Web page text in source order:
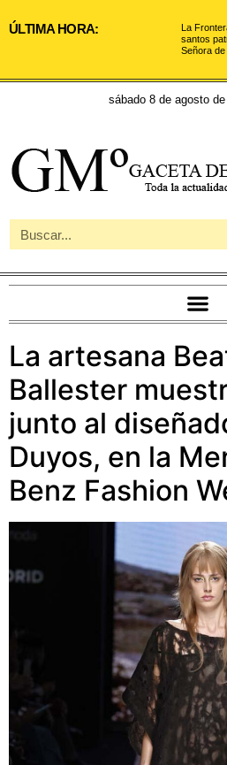
ÚLTIMA HORA:
La
santos
Señora
sábado 8 de agosto
La artesana
Ballester
junto al
Duyos, en la
Benz Fashion